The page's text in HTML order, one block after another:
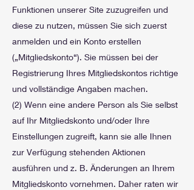
Funktionen unserer Site zuzugreifen und
diese zu nutzen, müssen Sie sich zuerst
anmelden und ein Konto erstellen
(„Mitgliedskonto“). Sie müssen bei der
Registrierung Ihres Mitgliedskontos richtige
und vollständige Angaben machen.
(2) Wenn eine andere Person als Sie selbst
auf Ihr Mitgliedskonto und/oder Ihre
Einstellungen zugreift, kann sie alle Ihnen
zur Verfügung stehenden Aktionen
ausführen und z. B. Änderungen an Ihrem
Mitgliedskonto vornehmen. Daher raten wir